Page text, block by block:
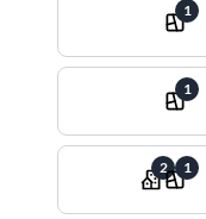
1
1
2 1